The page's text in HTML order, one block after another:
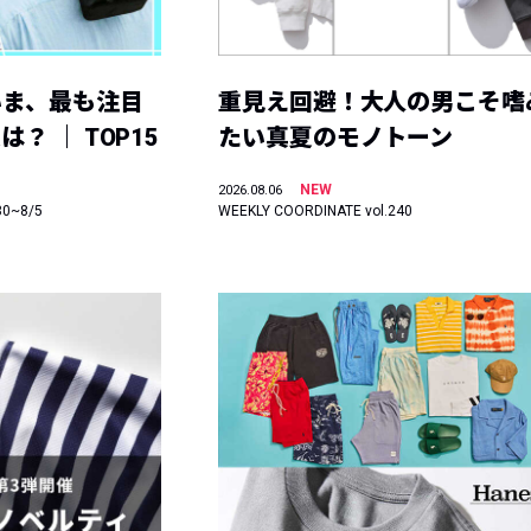
、最も注目
？ ｜ TOP15
5
重見え回避！大人の男こそ嗜
たい真夏のモノトーン
2026.08.06
NEW
WEEKLY COORDINATE vol.240